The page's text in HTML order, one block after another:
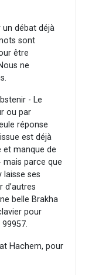
débat déjà
sont
être
ne
- Le
ou par
réponse
est déjà
et manque de
mais parce que
laisse ses
belle Brakha
pour
Hachem, pour